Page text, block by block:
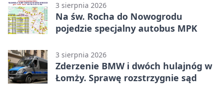
3 sierpnia 2026
Na św. Rocha do Nowogrodu
pojedzie specjalny autobus MPK
3 sierpnia 2026
Zderzenie BMW i dwóch hulajnóg w
Łomży. Sprawę rozstrzygnie sąd